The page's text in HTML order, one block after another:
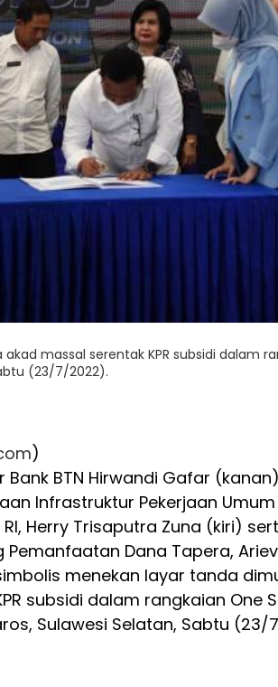
massal serentak KPR subsidi dalam
(23/7/2022).
)
Bank BTN Hirwandi Gafar
Infrastruktur Pekerjaan
RI, Herry Trisaputra Zuna (kiri)
Pemanfaatan Dana Tapera,
menekan layar tanda
subsidi dalam rangkaian One
Sulawesi Selatan, Sabtu (23/